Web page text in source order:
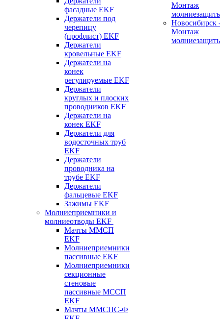
фасадные EKF
Держатели под
черепицу
(профлист) EKF
Держатели
кровельные EKF
Держатели на
конек
регулируемые EKF
Держатели
круглых и плоских
проводников EKF
Держатели на
конек EKF
Держатели для
водосточных труб
EKF
Держатели
проводника на
трубе EKF
Держатели
фальцевые EKF
Зажимы EKF
Молниеприемники и
молниеотводы EKF
Мачты ММСП
EKF
Молниеприемники
пассивные EKF
Молниеприемники
секционные
стеновые
пассивные МССП
EKF
Мачты ММСПС-Ф
Монтаж
Новосибирск
Монтаж